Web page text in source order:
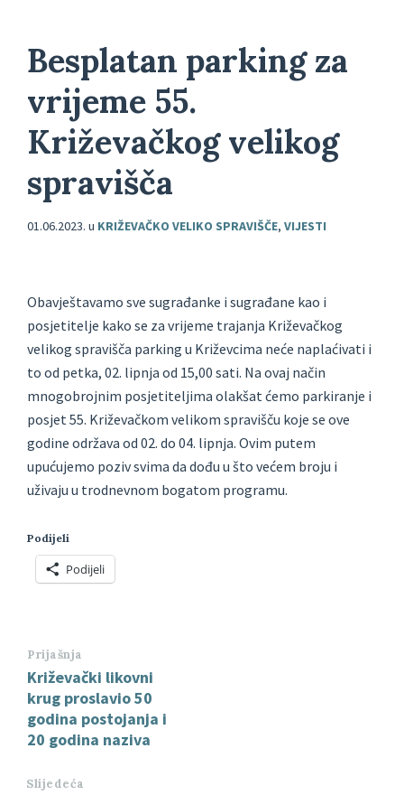
Besplatan parking za
vrijeme 55.
Križevačkog velikog
spravišča
01.06.2023. u KRIŽEVAČKO VELIKO SPRAVIŠČE, VIJESTI
Obavještavamo sve sugrađanke i sugrađane kao i
posjetitelje kako se za vrijeme trajanja Križevačkog
velikog spravišča parking u Križevcima neće naplaćivati i
to od petka, 02. lipnja od 15,00 sati. Na ovaj način
mnogobrojnim posjetiteljima olakšat ćemo parkiranje i
posjet 55. Križevačkom velikom spravišču koje se ove
godine održava od 02. do 04. lipnja. Ovim putem
upućujemo poziv svima da dođu u što većem broju i
uživaju u trodnevnom bogatom programu.
Podijeli
Podijeli
Prijašnja
Križevački likovni
krug proslavio 50
godina postojanja i
20 godina naziva
Slijedeća